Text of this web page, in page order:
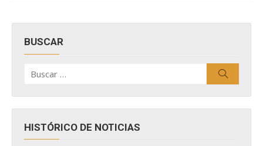
BUSCAR
por:
HISTÓRICO DE NOTICIAS